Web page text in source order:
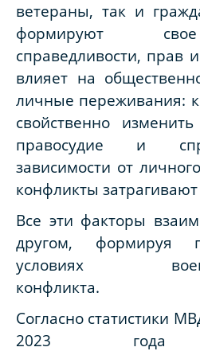
ветераны, так и
формируют
справедливости, прав
влияет на
личные переживания:
свойственно
правосудие и
зависимости от
конфликты
Все эти факторы
другом, формируя
условиях военно-
конфликта.
Согласно статистики
2023 года